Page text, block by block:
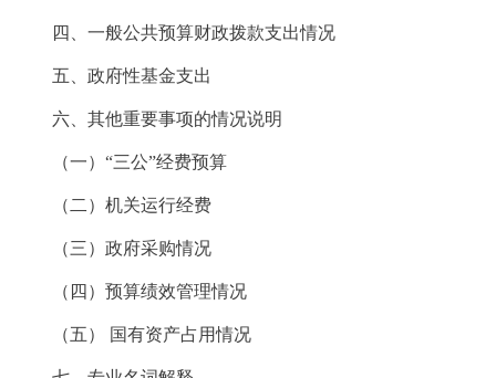
四、一般公共预算财政拨款支出情况
五、政府性基金支出
六、其他重要事项的情况说明
（一）“三公”经费预算
（二）机关运行经费
（三）政府采购情况
（四）预算绩效管理情况
（五） 国有资产占用情况